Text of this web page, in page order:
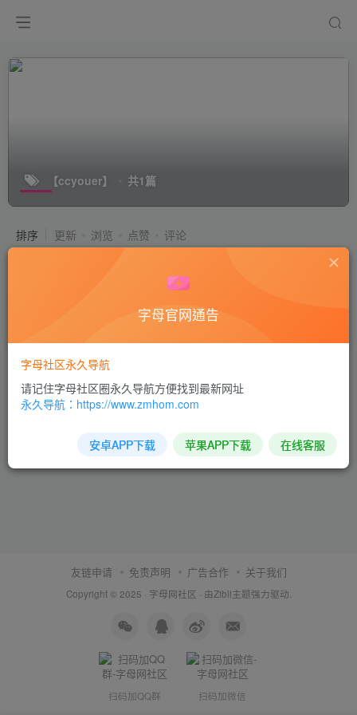
【ccyouer】 共1篇
排序 更新 浏览 点赞 评论
付费视频 50
友链申请 免责声明 广告合作 关于我们
Copyright © 2025 · 字母网社区 · 由Zibll主题强力驱动.
扫码加QQ群 扫码加微信
字母官网通告
字母社区永久导航
请记住字母社区圈永久导航方便找到最新网址
永久导航：https://www.zmhom.com
安卓APP下载 苹果APP下载 在线客服